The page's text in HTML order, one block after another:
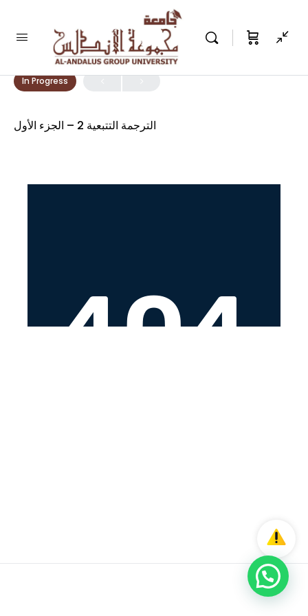
LESSON 1, TOPIC 1
In Progress
الترجمة التتبعية 2 – الجزء الأول